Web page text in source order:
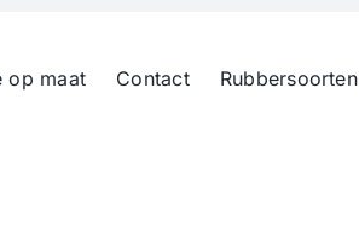
op maat Contact Rubbersoorten